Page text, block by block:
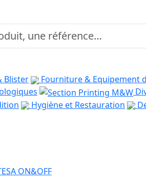
Blister Fourniture & Equipement
Hygiène et Restauration
ON&OFF